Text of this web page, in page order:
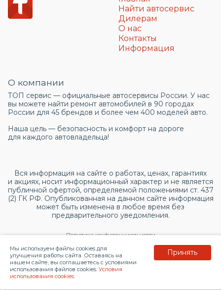
Найти автосервис
Дилерам
О нас
Контакты
Информация
О компании
ТОП сервис — официальные автосервисы России. У нас
вы можете найти ремонт автомобилей в 90 городах
России для 45 брендов и более чем 400 моделей авто.
Наша цель — безопасность и комфорт на дороге
для каждого автовладельца!
Вся информация на сайте о работах, ценах, гарантиях
и акциях, носит информационный характер и не является
публичной офертой, определяемой положениями ст. 437
(2) ГК РФ. Опубликованная на данном сайте информация
может быть изменена в любое время без
предварительного уведомления.
Политика конфиденциальности
Согласие на обработку персональных данных
© 2026 topservice.su
Мы используем файлы cookies для
улучшения работы сайта. Оставаясь на
нашем сайте, вы соглашаетесь с условиями
использования файлов cookies. Условия
использования cookies.
Принять